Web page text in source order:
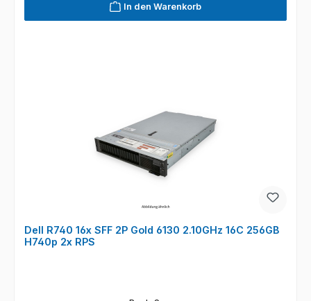
In den Warenkorb
Dell R740 16x SFF 2P Gold 6130 2.10GHz 16C 256GB
H740p 2x RPS